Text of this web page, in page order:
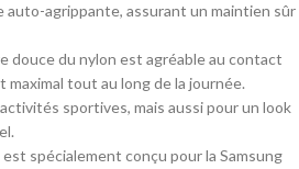
auto-agrippante, assurant un maintien sûr
douce du nylon est agréable au contact
tout au long de la journée.
sportives, mais aussi pour un look
spécialement conçu pour la Samsung